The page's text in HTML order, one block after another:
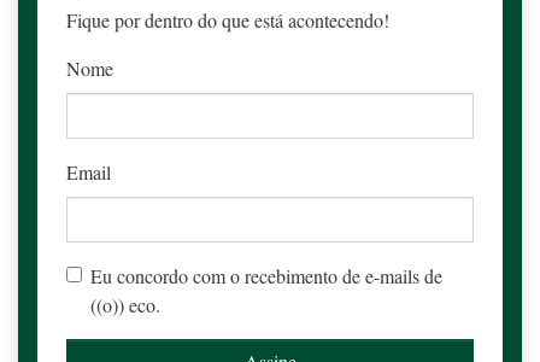
Fique por dentro do que está acontecendo!
Nome
Email
Eu concordo com o recebimento de e-mails de
((o)) eco.